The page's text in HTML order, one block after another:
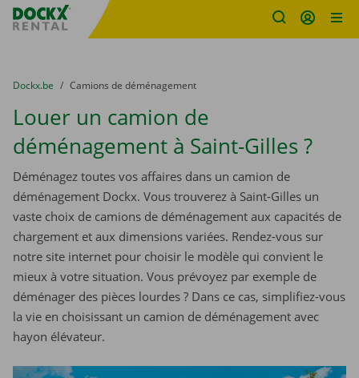
sitename
You are here:
du
Dockx.be to
Camions de déménagement
Louer un camion de
déménagement à Saint-Gilles ?
Déménagez toutes vos affaires dans un camion de
déménagement Dockx. Vous trouverez à Saint-Gilles un
vaste choix de camions de déménagement aux capacités de
chargement et aux dimensions variées. Rendez-vous sur
notre site internet pour choisir le modèle qui convient le
mieux à votre situation. Vous prévoyez par exemple de
déménager des pièces lourdes ? Dans ce cas, simplifiez-vous
la vie en choisissant un camion de déménagement avec
hayon élévateur.